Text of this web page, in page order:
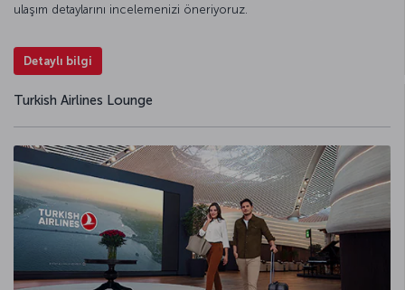
ulaşım detaylarını incelemenizi öneriyoruz.
Detaylı bilgi
Turkish Airlines Lounge